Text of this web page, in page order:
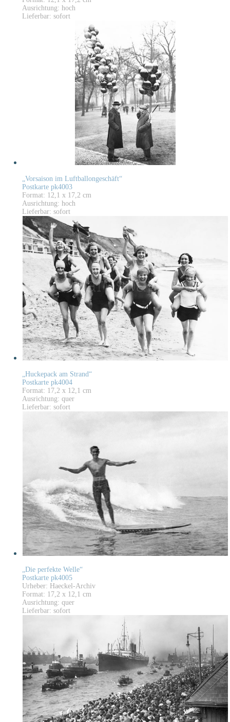
Ausrichtung: hoch
Lieferbar: sofort
„Vorsaison im Luftballongeschäft“
Postkarte pk4003
Format: 12,1 x 17,2 cm
Ausrichtung: hoch
Lieferbar: sofort
„Huckepack am Strand“
Postkarte pk4004
Format: 17,2 x 12,1 cm
Ausrichtung: quer
Lieferbar: sofort
„Die perfekte Welle“
Postkarte pk4005
Urheber: Haeckel-Archiv
Format: 17,2 x 12,1 cm
Ausrichtung: quer
Lieferbar: sofort